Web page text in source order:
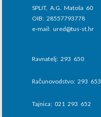
SPLIT, A.G. Matoša 60
OIB: 28557793778
e-mail: ured@tus-st.hr
Ravnatelj: 293 650
Računovodstvo: 293 653
Tajnica: 021 293 652